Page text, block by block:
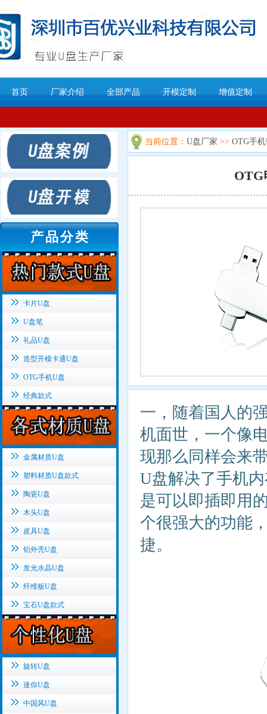
首页 厂家介绍 全部产品 开模定制 增值定制
当前位置： U盘厂家 >> OTG手
OTG
一，随着国人的
机面世，一个像
现那么同样会来
U盘解决了手机
是可以即插即用
个很强大的功能
捷。
产品分类
卡片U盘
U盘笔
礼品U盘
造型开模卡通U盘
OTG手机U盘
经典款式
金属材质U盘
塑料材质U盘款式
陶瓷U盘
木头U盘
皮具U盘
铝外壳U盘
发光水晶U盘
纤维板U盘
宝石U盘款式
旋转U盘
迷你U盘
中国风U盘